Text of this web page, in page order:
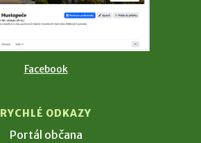
Facebook
RYCHLÉ ODKAZY
Portál občana